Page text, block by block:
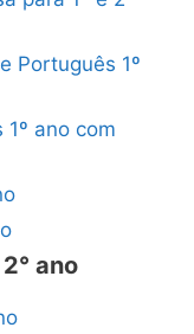
Português 1º
ano com
ano